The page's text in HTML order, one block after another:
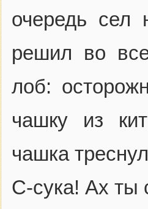
очередь сел
решил во
лоб:
чашку из
чашка
С-сука! Ах